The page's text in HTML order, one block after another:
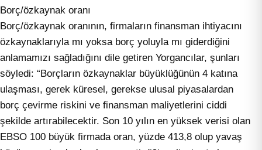
Borç/özkaynak oranı
Borç/özkaynak oranının, firmaların finansman ihtiyacını
özkaynaklarıyla mı yoksa borç yoluyla mı giderdiğini
anlamamızı sağladığını dile getiren Yorgancılar, şunları
söyledi: “Borçların özkaynaklar büyüklüğünün 4 katına
ulaşması, gerek küresel, gerekse ulusal piyasalardan
borç çevirme riskini ve finansman maliyetlerini ciddi
şekilde artırabilecektir. Son 10 yılın en yüksek verisi olan
EBSO 100 büyük firmada oran, yüzde 413,8 olup yavaş